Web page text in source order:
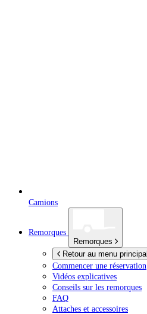
Camions
Remorques
Remorques
Retour au menu principal
Commencer une réservation
Vidéos explicatives
Conseils sur les remorques
FAQ
Attaches et accessoires